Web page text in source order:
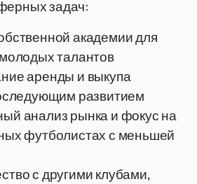
задач:
академии для
талантов
аренды и выкупа
развитием
анализ рынка и фокус на
футболистах с меньшей
с другими клубами,